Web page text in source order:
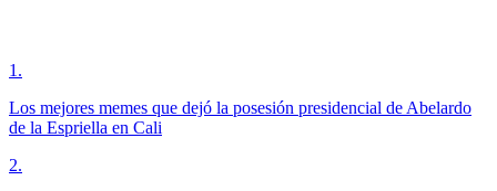
1 .
Los mejores memes que dejó la posesión presidencial de Abelardo
de la Espriella en Cali
2.